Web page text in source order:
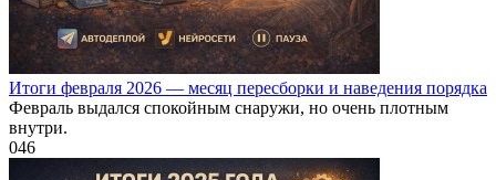
Итоги февраля 2026 — месяц пересборки и наведения порядка
Февраль выдался спокойным снаружи, но очень плотным
внутри.
046